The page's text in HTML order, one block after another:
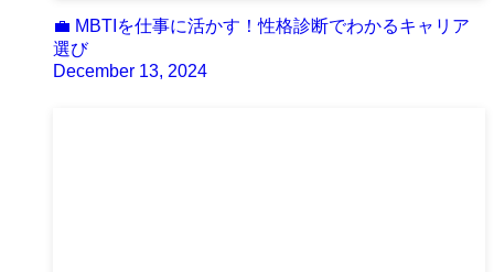
💼 MBTIを仕事に活かす！性格診断でわかるキャリア
選び
December 13, 2024